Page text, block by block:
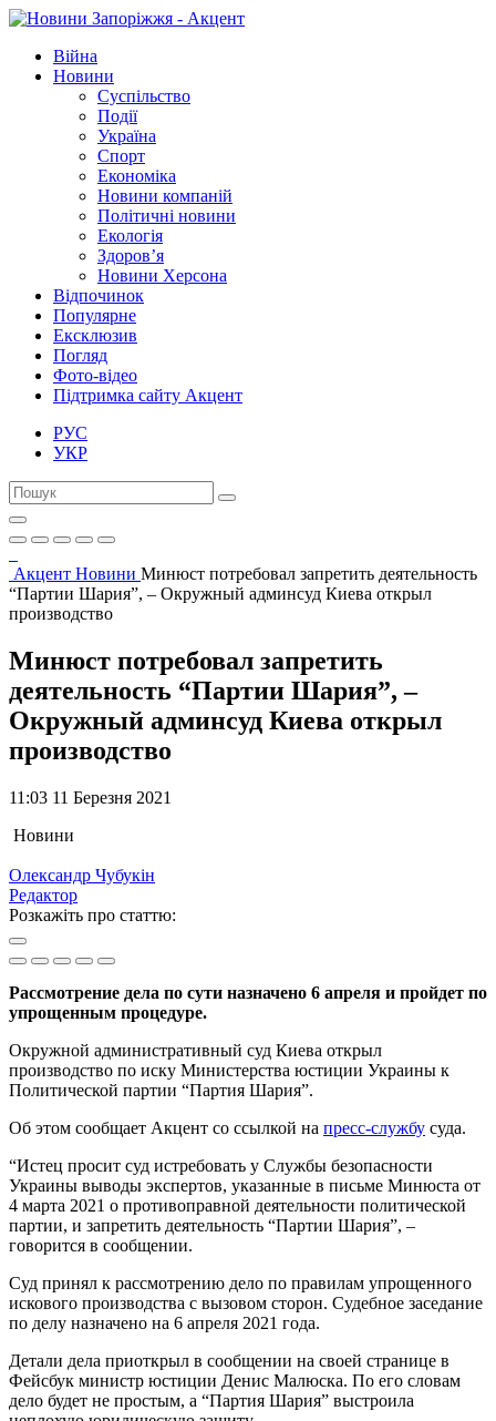
Війна
Новини
Суспільство
Події
Україна
Спорт
Економіка
Новини компаній
Політичні новини
Екологія
Здоров’я
Новини Херсона
Відпочинок
Популярне
Ексклюзив
Погляд
Фото-відео
Підтримка сайту Акцент
РУС
УКР
Акцент Новини Минюст потребовал запретить деятельность
“Партии Шария”, – Окружный админсуд Киева открыл
производство
Минюст потребовал запретить
деятельность “Партии Шария”, –
Окружный админсуд Киева открыл
производство
11:03 11 Березня 2021
Новини
Олександр Чубукін
Редактор
Розкажіть про статтю:
Рассмотрение дела по сути назначено 6 апреля и пройдет по
упрощенным процедуре.
Окружной административный суд Киева открыл
производство по иску Министерства юстиции Украины к
Политической партии “Партия Шария”.
Об этом сообщает Акцент со ссылкой на пресс-службу суда.
“Истец просит суд истребовать у Службы безопасности
Украины выводы экспертов, указанные в письме Минюста от
4 марта 2021 о противоправной деятельности политической
партии, и запретить деятельность “Партии Шария”, –
говорится в сообщении.
Суд принял к рассмотрению дело по правилам упрощенного
искового производства с вызовом сторон. Судебное заседание
по делу назначено на 6 апреля 2021 года.
Детали дела приоткрыл в сообщении на своей странице в
Фейсбук министр юстиции Денис Малюска. По его словам
дело будет не простым, а “Партия Шария” выстроила